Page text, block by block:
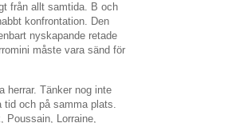
från allt samtida. B och
konfrontation. Den
nyskapande retade
måste vara sänd för
herrar. Tänker nog inte
och på samma plats.
Lorraine,